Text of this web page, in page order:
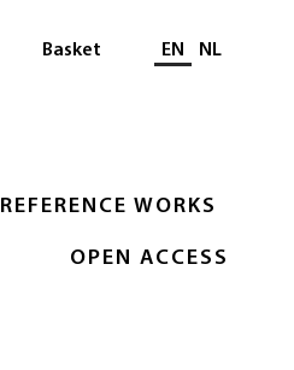
REFERENCE WORKS
OPEN ACCESS
Basket Select language
EN NL